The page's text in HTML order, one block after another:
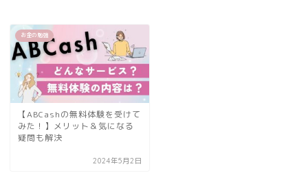
お金の勉強
【ABCashの無料体験を受けて
みた！】メリット＆気になる
疑問も解決
2024年5月2日